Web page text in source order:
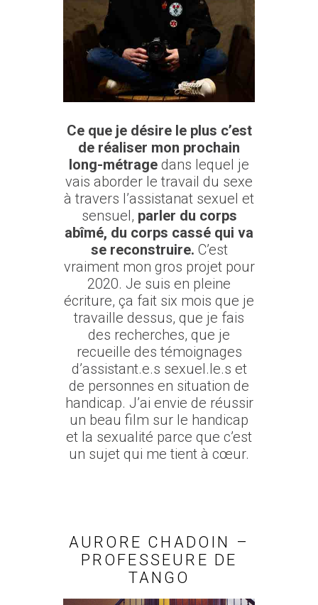
Ce que je désire le plus c’est
de réaliser mon prochain
long-métrage dans lequel je
vais aborder le travail du sexe
à travers l’assistanat sexuel et
sensuel, parler du corps
abîmé, du corps cassé qui va
se reconstruire. C’est
vraiment mon gros projet pour
2020. Je suis en pleine
écriture, ça fait six mois que je
travaille dessus, que je fais
des recherches, que je
recueille des témoignages
d’assistant.e.s sexuel.le.s et
de personnes en situation de
handicap. J’ai envie de réussir
un beau film sur le handicap
et la sexualité parce que c’est
un sujet qui me tient à cœur.
AURORE CHADOIN –
PROFESSEURE DE
TANGO